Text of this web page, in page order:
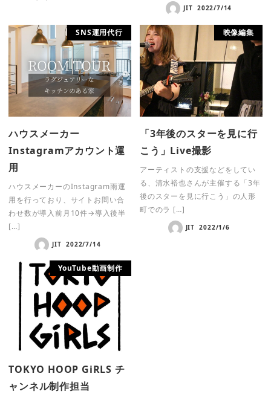
JIT 2022/7/14
SNS運用代行
ハウスメーカー
Instagramアカウント運
用
ハウスメーカーのInstagram雨運
用を行っており、サイトお問い合
わせ数が導入前月10件→導入後半
[…]
JIT 2022/7/14
映像編集
「3年後のスターを見に行
こう」Live撮影
アーティストの支援などをしてい
る、清水裕也さんが主催する「3年
後のスターを見に行こう」の人形
町でのラ […]
JIT 2022/1/6
YouTube動画制作
TOKYO HOOP GiRLS チ
ャンネル制作担当